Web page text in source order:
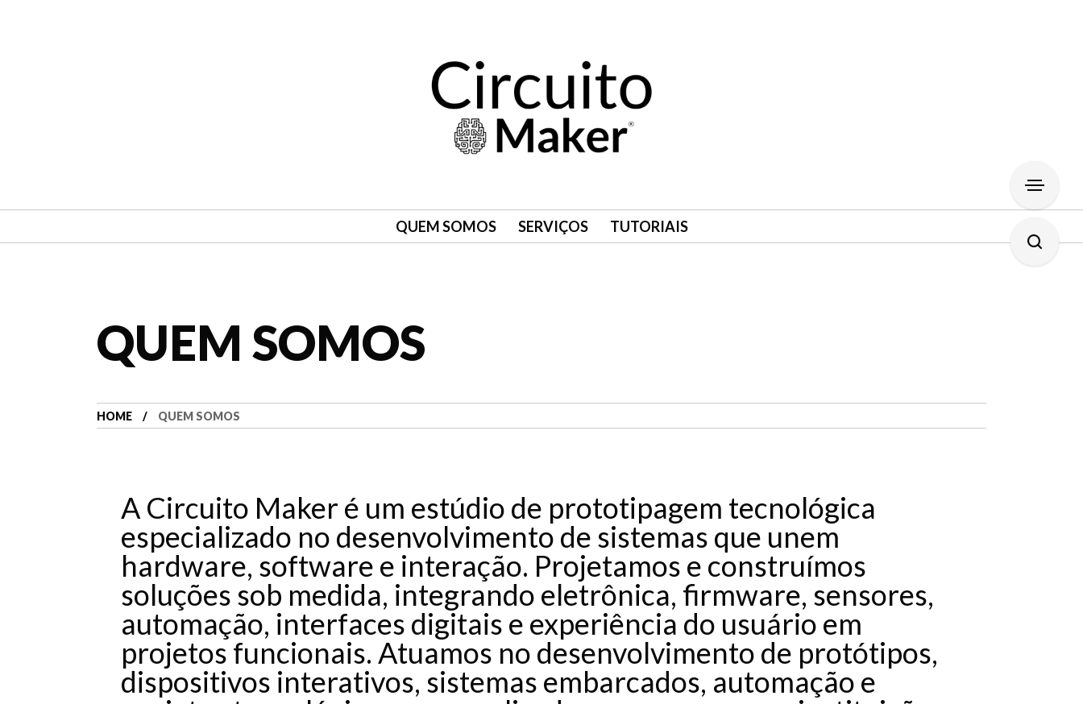
QUEM SOMOS SERVIÇOS TUTORIAIS
QUEM SOMOS
HOME QUEM SOMOS
A Circuito Maker é um estúdio de prototipagem tecnológica
especializado no desenvolvimento de sistemas que unem
hardware, software e interação. Projetamos e construímos
soluções sob medida, integrando eletrônica, firmware, sensores,
automação, interfaces digitais e experiência do usuário em
projetos funcionais. Atuamos no desenvolvimento de protótipos,
dispositivos interativos, sistemas embarcados, automação e